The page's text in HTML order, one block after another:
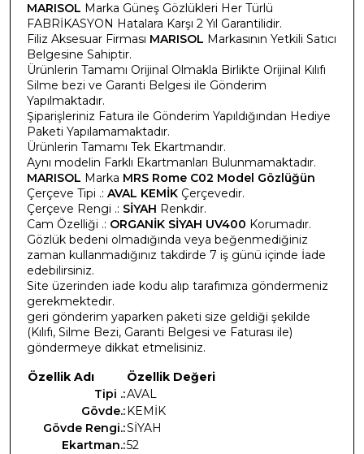
MARISOL Marka Güneş Gözlükleri Her Türlü
FABRİKASYON Hatalara Karşı 2 Yıl Garantilidir.
Filiz Aksesuar Firması MARISOL Markasının Yetkili Satıcı
Belgesine Sahiptir.
Ürünlerin Tamamı Orijinal Olmakla Birlikte Orijinal Kılıfı
Silme bezi ve Garanti Belgesi ile Gönderim
Yapılmaktadır.
Şiparişleriniz Fatura ile Gönderim Yapıldığından Hediye
Paketi Yapılamamaktadır.
Ürünlerin Tamamı Tek Ekartmandır.
Aynı modelin Farklı Ekartmanları Bulunmamaktadır.
MARISOL Marka MRS Rome C02 Model Gözlüğün
Çerçeve Tipi .: AVAL KEMİK Çerçevedir.
Çerçeve Rengi .: SİYAH Renkdir.
Cam Özelliği .: ORGANİK SİYAH UV400 Korumadır.
Gözlük bedeni olmadığında veya beğenmediğiniz
zaman kullanmadığınız takdirde 7 iş günü içinde İade
edebilirsiniz.
Site üzerinden iade kodu alıp tarafımıza göndermeniz
gerekmektedir.
geri gönderim yaparken paketi size geldiği şekilde
(Kılıfı, Silme Bezi, Garanti Belgesi ve Faturası ile)
göndermeye dikkat etmelisiniz.
Özellik Adı
Özellik Değeri
Tipi .:AVAL
Gövde.:KEMİK
Gövde Rengi.:SİYAH
Ekartman.:52